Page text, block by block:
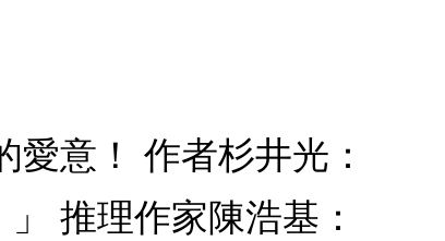
意！ 作者杉井光：
推理作家陳浩基：